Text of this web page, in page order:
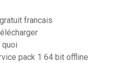
francais
pack 1 64 bit offline